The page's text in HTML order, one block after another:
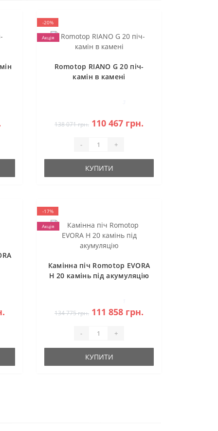
-20%
Акція
Romotop RIANO G 20 піч-
камін в камені
138 071 грн. 110 467 грн.
- +
КУПИТИ
-17%
Акція
Камінна піч Romotop EVORA
H 20 камінь під акумуляцію
134 775 грн. 111 858 грн.
- +
КУПИТИ